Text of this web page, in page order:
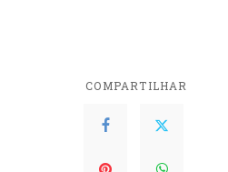
COMPARTILHAR